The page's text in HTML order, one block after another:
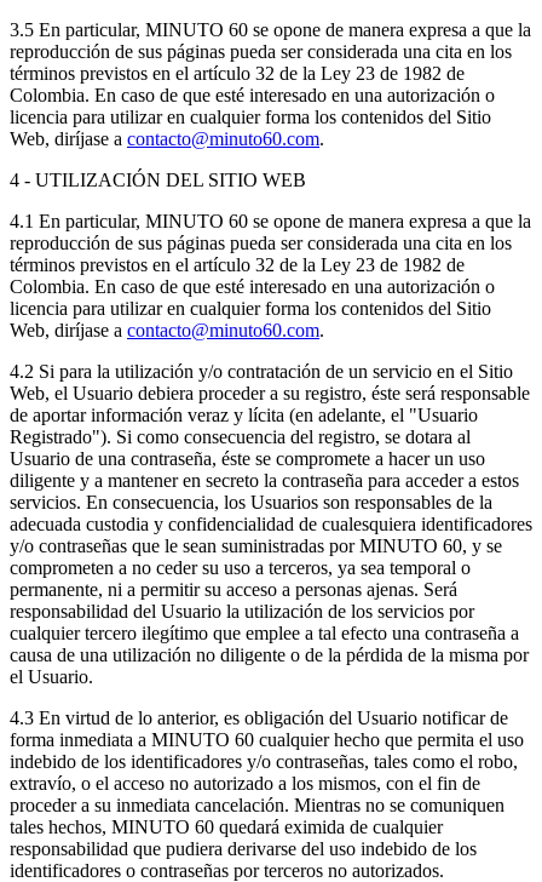
3.5 En particular, MINUTO 60 se opone de manera expresa a que la
reproducción de sus páginas pueda ser considerada una cita en los
términos previstos en el artículo 32 de la Ley 23 de 1982 de
Colombia. En caso de que esté interesado en una autorización o
licencia para utilizar en cualquier forma los contenidos del Sitio
Web, diríjase a contacto@minuto60.com.
4 - UTILIZACIÓN DEL SITIO WEB
4.1 En particular, MINUTO 60 se opone de manera expresa a que la
reproducción de sus páginas pueda ser considerada una cita en los
términos previstos en el artículo 32 de la Ley 23 de 1982 de
Colombia. En caso de que esté interesado en una autorización o
licencia para utilizar en cualquier forma los contenidos del Sitio
Web, diríjase a contacto@minuto60.com.
4.2 Si para la utilización y/o contratación de un servicio en el Sitio
Web, el Usuario debiera proceder a su registro, éste será responsable
de aportar información veraz y lícita (en adelante, el "Usuario
Registrado"). Si como consecuencia del registro, se dotara al
Usuario de una contraseña, éste se compromete a hacer un uso
diligente y a mantener en secreto la contraseña para acceder a estos
servicios. En consecuencia, los Usuarios son responsables de la
adecuada custodia y confidencialidad de cualesquiera identificadores
y/o contraseñas que le sean suministradas por MINUTO 60, y se
comprometen a no ceder su uso a terceros, ya sea temporal o
permanente, ni a permitir su acceso a personas ajenas. Será
responsabilidad del Usuario la utilización de los servicios por
cualquier tercero ilegítimo que emplee a tal efecto una contraseña a
causa de una utilización no diligente o de la pérdida de la misma por
el Usuario.
4.3 En virtud de lo anterior, es obligación del Usuario notificar de
forma inmediata a MINUTO 60 cualquier hecho que permita el uso
indebido de los identificadores y/o contraseñas, tales como el robo,
extravío, o el acceso no autorizado a los mismos, con el fin de
proceder a su inmediata cancelación. Mientras no se comuniquen
tales hechos, MINUTO 60 quedará eximida de cualquier
responsabilidad que pudiera derivarse del uso indebido de los
identificadores o contraseñas por terceros no autorizados.